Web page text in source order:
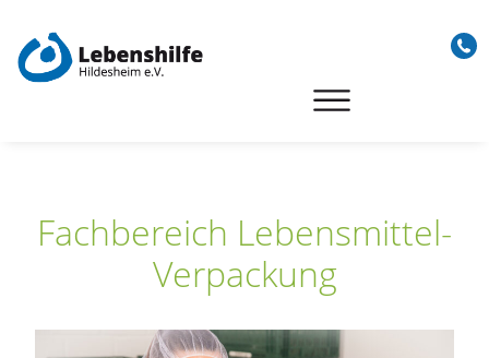
content
Fachbereich Lebensmittel-
Verpackung